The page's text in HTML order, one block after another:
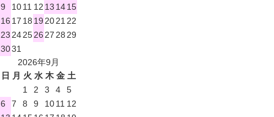
9
1011 12 13 1415
16 17 18 19 2021 22
23 242526 27 28 29
3031
2026年9月
日
月 火 水 木 金 土
1
2 3 4
5
6
7 8 9 1011 12